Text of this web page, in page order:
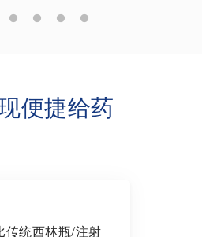
便捷给药
传统西林瓶/注射